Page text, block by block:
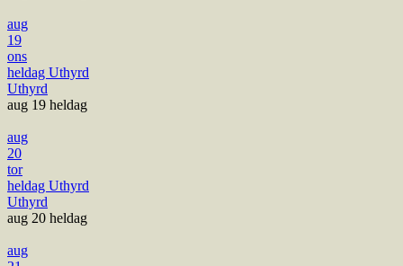
aug
19
ons
heldag Uthyrd
Uthyrd
aug 19 heldag
aug
20
tor
heldag Uthyrd
Uthyrd
aug 20 heldag
aug